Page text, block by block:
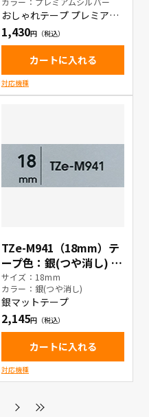
おしゃれテープ プレミアム
タイプ
1,430
カートに入れる
対応機種
TZe-M941（18mm）テ
ープ色：銀(つや消し) /
黒文字
サイズ：18mm
カラー：銀(つや消し)
銀マットテープ
2,145
カートに入れる
対応機種